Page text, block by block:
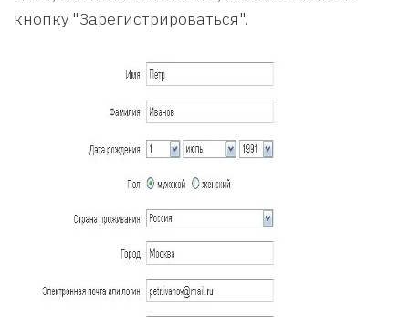
кнопку "Зарегистрироваться".